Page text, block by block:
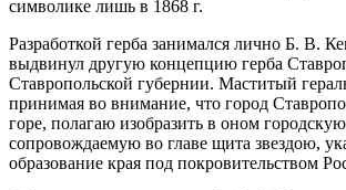
символике лишь в 1868 г.
Разработкой герба занимался лично Б. В.
выдвинул другую концепцию герба
Ставропольской губернии. Маститый
принимая во внимание, что город
горе, полагаю изобразить в оном
сопровождаемую во главе щита звездою,
образование края под покровительством